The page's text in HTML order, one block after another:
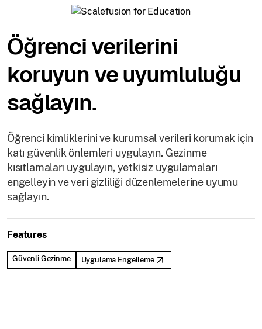
Öğrenci verilerini
koruyun ve uyumluluğu
sağlayın.
Öğrenci kimliklerini ve kurumsal verileri korumak için
katı güvenlik önlemleri uygulayın. Gezinme
kısıtlamaları uygulayın, yetkisiz uygulamaları
engelleyin ve veri gizliliği düzenlemelerine uyumu
sağlayın.
Features
Güvenli Gezinme Uygulama Engelleme